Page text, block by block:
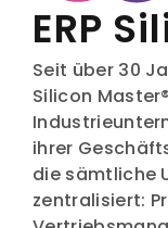
ERP
Seit über 30
Silicon
ihrer
die sämtliche
zentralisiert: